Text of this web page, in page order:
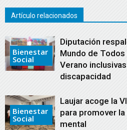
Artículo relacionados
Bienestar
Social
Diputación
Mundo de
Verano
discapacidad
Bienestar
Social
Laujar acoge la
para promover
mental